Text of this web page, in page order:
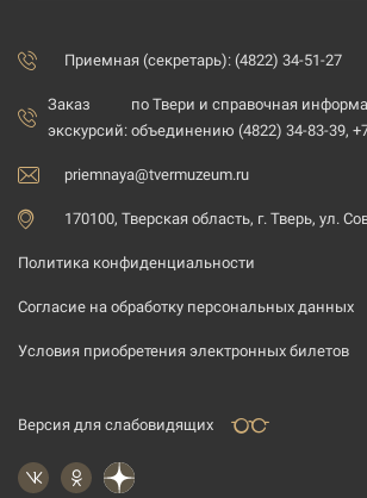
Приемная (секретарь): (4822) 34-51-27
Заказ
экскурсий:
по Твери и справочная
объединению (4822) 34-83-39,
priemnaya@tvermuzeum.ru
170100, Тверская область, г. Тверь, ул.
Политика конфиденциальности
Согласие на обработку персональных данных
Условия приобретения электронных билетов
Версия для слабовидящих